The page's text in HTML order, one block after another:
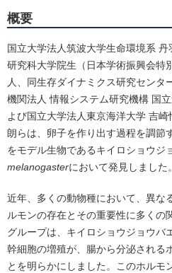
概要
国立大学法人筑波大学生命環境系
研究科大学院生（日本学術振興会特
人、同生存ダイナミクス研究センタ
機関法人 情報システム研究機構 国
よび国立大学法人東京海洋大学 吉
朗らは、卵子を作り出す過程を調節
をモデル生物であるキイロショウジ
melanogasterにおいて発見しました。
近年、多くの動物種において、異な
ルモンの存在とその重要性に多くの
グループは、キイロショウジョウバ
幹細胞の増殖が、腸から分泌される
とを明らかにしました。このホルモ